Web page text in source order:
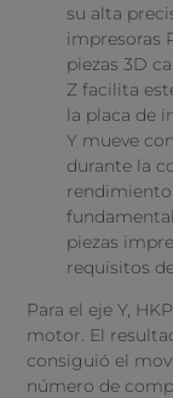
su alta
impresoras
piezas 3D
Z facilita
la placa de
Y mueve
durante la
piezas
requisitos
Para el eje Y,
motor. El
consiguió el
número de